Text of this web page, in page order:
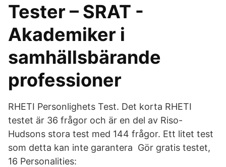
Tester – SRAT -
Akademiker i
samhällsbärande
professioner
RHETI Personlighets Test. Det korta RHETI
testet är 36 frågor och är en del av Riso-
Hudsons stora test med 144 frågor. Ett litet test
som detta kan inte garantera Gör gratis testet,
16 Personalities: